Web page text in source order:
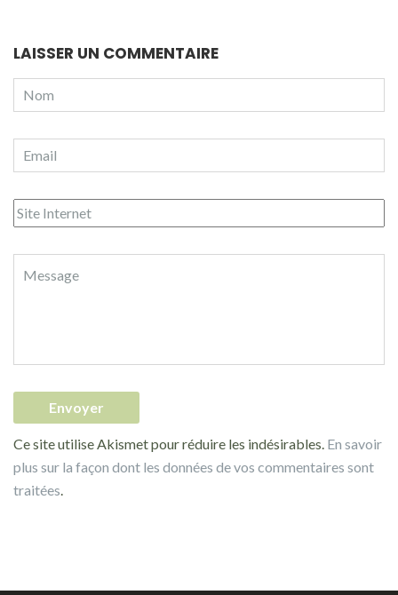
LAISSER UN COMMENTAIRE
Ce site utilise Akismet pour réduire les indésirables. En savoir
plus sur la façon dont les données de vos commentaires sont
traitées